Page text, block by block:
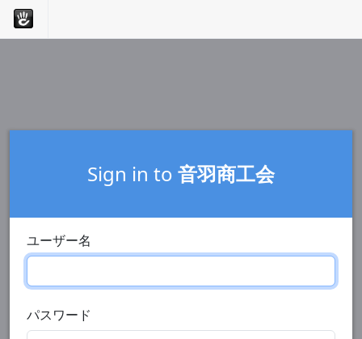
Sign in to 音羽商工会
ユーザー名
パスワード